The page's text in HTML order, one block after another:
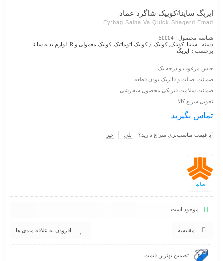
ایربگ ساینا/کوییک شاگرد عماد
Eyrbag Saina Va Quick Shagerd Emad
شناسه محصول : 50004
دسته : ساینا ,کوییک ,کوییک s ,کوییک اتوماتیک ,کوییک معمولی و R
لوازم بدنه ساینا
برچسب : ایربگ
جنس مرغوب و درجه یک
ضمانت اصالت و فابریک بودن قطعه
ضمانت سلامت فیزیکی محصول سفارشی
تحویل سریع کالا
تماس بگیرید
آیا قیمت مناسب‌تری سراغ دارید؟ بلی خیر
سایپا
موجود است
مقایسه افزودن به علاقه مندی ها
تضمین بهترین قیمت